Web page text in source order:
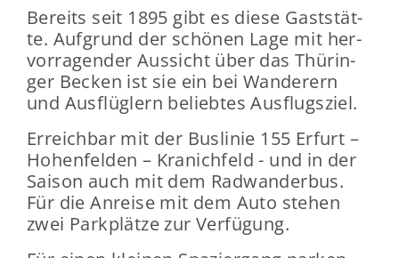
Be­reits seit 1895 gibt es diese Gast­stät­
te. Auf­grund der schö­nen Lage mit her­
vor­ra­gen­der Aus­sicht über das Thü­rin­
ger Be­cken ist sie ein bei Wan­de­rern
und Aus­flüg­lern be­lieb­tes Aus­flugs­ziel.
Er­reich­bar mit der Bus­li­nie 155 Er­furt –
Ho­hen­fel­den – Kra­nich­feld - und in der
Sai­son auch mit dem Rad­wan­der­bus.
Für die An­rei­se mit dem Auto ste­hen
zwei Park­plät­ze zur Ver­fü­gung.